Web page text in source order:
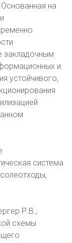
на
закладочным
и
устойчивого,
система
Р.В.,
схемы